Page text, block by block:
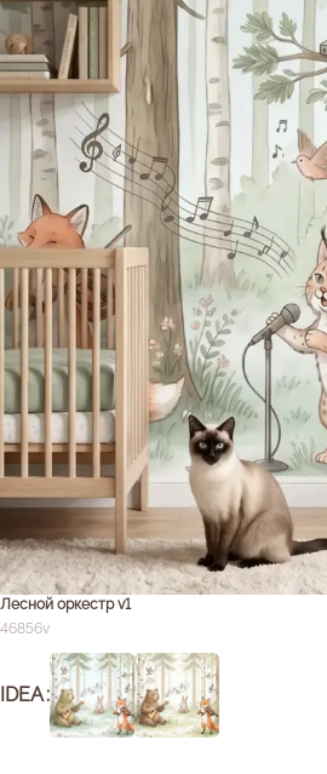
Лесной оркестр v1
46856v
IDEA